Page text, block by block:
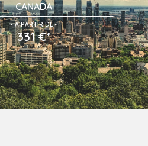
CANADA
. A PARTIR DE .
331 €*